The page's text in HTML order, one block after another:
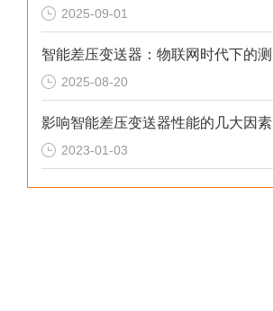
2025-09-01
2025-08-20
影响智能差压变送器性能的几大因素
2023-01-03